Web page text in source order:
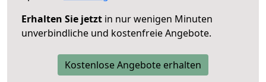
Erhalten Sie jetzt in nur wenigen Minuten
unverbindliche und kostenfreie Angebote.
Kostenlose Angebote erhalten